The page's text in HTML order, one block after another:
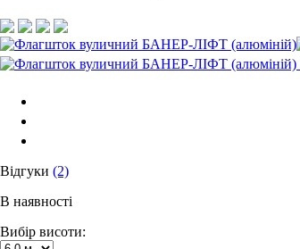
Відгуки (2)
В наявності
Вибір висоти: